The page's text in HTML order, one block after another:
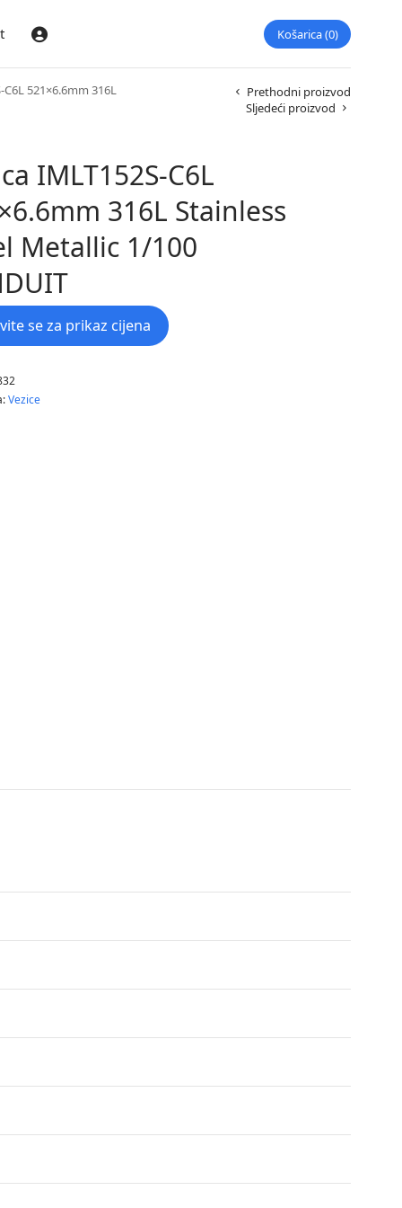
Prijava Košarica 0
521×6.6mm 316L
Prethodni proizvod
Sljedeći proizvod
IMLT152S-C6L
316L Stainless
Metallic 1/100
se za prikaz cijena
Vezice